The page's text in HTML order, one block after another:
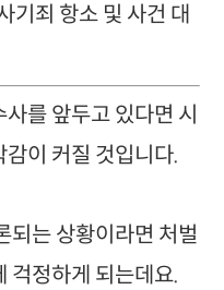
기죄 항소 및 사건 대
를 앞두고 있다면 시
이 커질 것입니다.
되는 상황이라면 처벌
걱정하게 되는데요.